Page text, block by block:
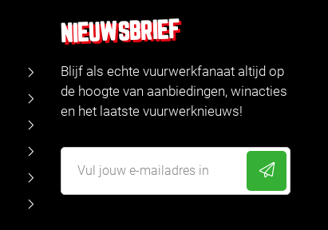
NIEUWSBRIEF
Blijf als echte vuurwerkfanaat altijd op
de hoogte van aanbiedingen, winacties
en het laatste vuurwerknieuws!